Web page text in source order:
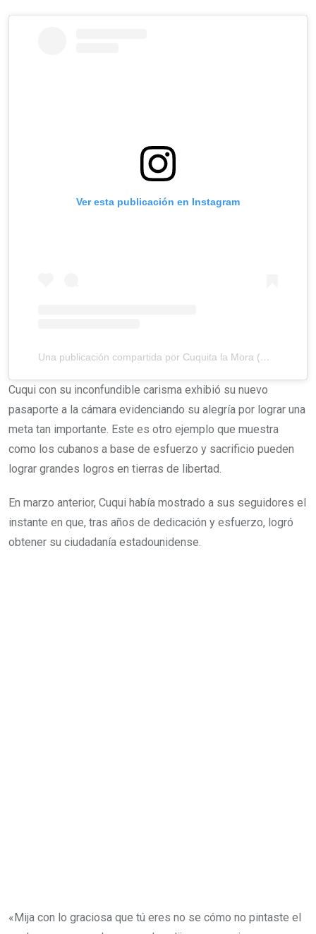
Ver esta publicación en Instagram
Una publicación compartida por Cuquita la Mora (@cuquilamostra)
Cuqui con su inconfundible carisma exhibió su nuevo
pasaporte a la cámara evidenciando su alegría por lograr una
meta tan importante. Este es otro ejemplo que muestra
como los cubanos a base de esfuerzo y sacrificio pueden
lograr grandes logros en tierras de libertad.
En marzo anterior, Cuqui había mostrado a sus seguidores el
instante en que, tras años de dedicación y esfuerzo, logró
obtener su ciudadanía estadounidense.
«Mija con lo graciosa que tú eres no se cómo no pintaste el